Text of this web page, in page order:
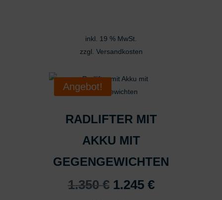
inkl. 19 % MwSt.
zzgl. Versandkosten
Angebot!
RADLIFTER MIT
AKKU MIT
GEGENGEWICHTEN
1.350€ Ursprünglicher
1.245 €Aktueller